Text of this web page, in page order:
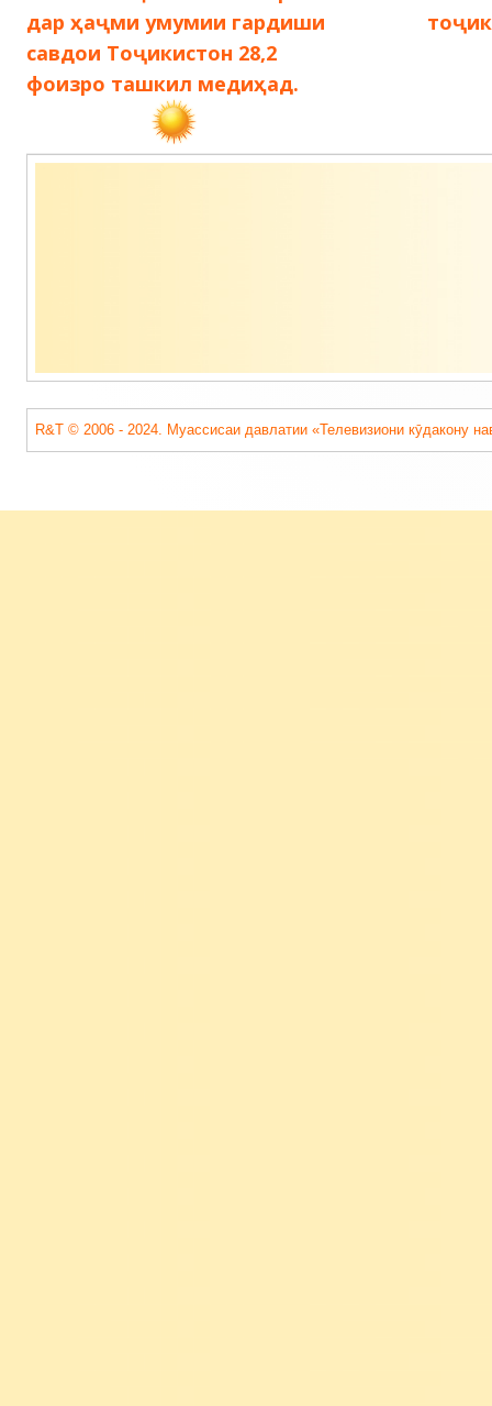
дар ҳаҷми умумии гардиши
савдои Тоҷикистон 28,2
фоизро ташкил медиҳад.
Содержимое
R&T © 2006 - 2024. Муассисаи давлатии «Телевизиони кӯдакону